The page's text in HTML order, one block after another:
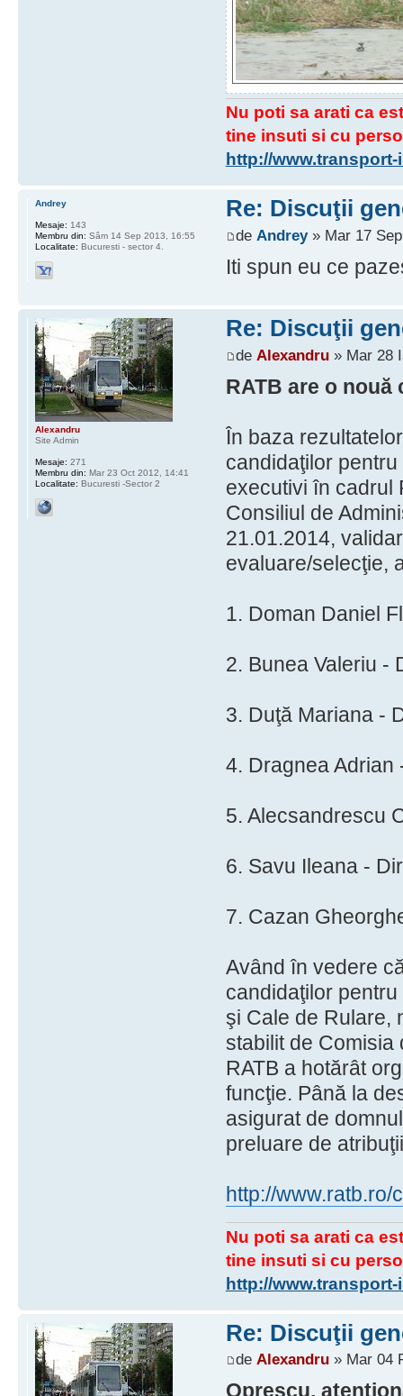
Nu poti sa arati ca
tine insuti si cu
http://
Re: Discuţii
de Andrey» Mar 17
Iti spun eu ce
Andrey
Mesaje: 143
Membru din: Sâm 14 Sep 2013, 16:55
Localitate: Bucuresti - sector 4.
Re: Discuţii
de Alexandru» Mar 28
RATB are o nouă
În baza
candidaţilor
executivi în cadrul
Consiliul de
21.01.2014,
evaluare/selecţie,
1. Doman Daniel
2. Bunea Valeriu -
3. Duţă Mariana -
4. Dragnea Adrian
5. Alecsandrescu
6. Savu Ileana -
7. Cazan
Având în vedere
candidaţilor
şi Cale de Rulare,
stabilit de Comisia
RATB a hotărât
funcţie. Până la
asigurat de
preluare de
http://www.ratb.ro/
Nu poti sa arati ca
tine insuti si cu
http://
Alexandru
Site Admin
Mesaje: 271
Membru din: Mar 23 Oct 2012, 14:41
Localitate: Bucuresti -Sector 2
Re: Discuţii
de Alexandru» Mar 04
Oprescu,